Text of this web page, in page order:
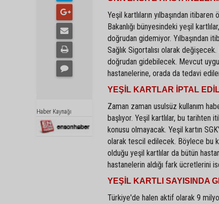
Haber Kaynağı
Yeşil kartlıların yılbaşından
Bakanlığı bünyesindeki yeşil
doğrudan gidemiyor. Yılbaşından
Sağlık Sigortalısı olarak
doğrudan gidebilecek. Mevcut
hastanelerine, orada da tedavi
YEŞİL KARTLAR İPTAL
Zaman zaman usulsüz kullanım
başlıyor. Yeşil kartlılar, bu tarihten
konusu olmayacak. Yeşil kartın
olarak tescil edilecek. Böylece bu
olduğu yeşil kartlılar da bütün
hastanelerin aldığı fark ücretlerini
YEŞİL KARTLI SAYISINDA
Türkiye'de halen aktif olarak 9